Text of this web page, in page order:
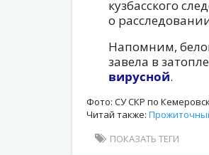
кузбасского
о
Напомним,
завела в
вирусной.
Фото: СУ СКР по
Читай также:
ПОКАЗАТЬ ТЕГИ